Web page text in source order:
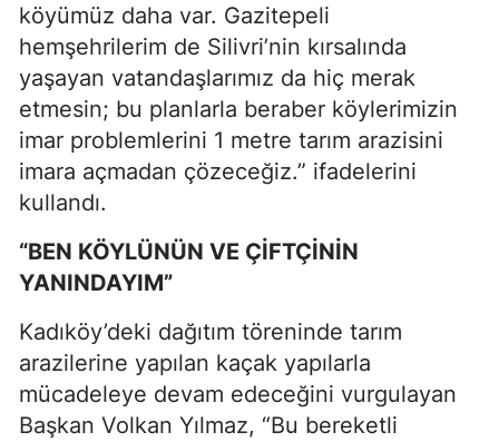
köyümüz daha var. Gazitepeli
hemşehrilerim de Silivri’nin kırsalında
yaşayan vatandaşlarımız da hiç merak
etmesin; bu planlarla beraber köylerimizin
imar problemlerini 1 metre tarım arazisini
imara açmadan çözeceğiz.” ifadelerini
kullandı.
“BEN KÖYLÜNÜN VE ÇİFTÇİNİN
YANINDAYIM”
Kadıköy’deki dağıtım töreninde tarım
arazilerine yapılan kaçak yapılarla
mücadeleye devam edeceğini vurgulayan
Başkan Volkan Yılmaz, “Bu bereketli